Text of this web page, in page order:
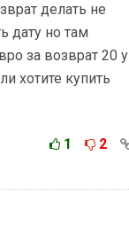
делать не
дату но там
за возврат 20 у
хотите купить
1 2